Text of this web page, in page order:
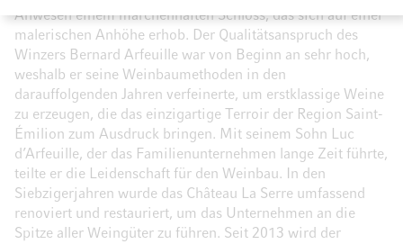
Anwesen einem märchenhaften Schloss, das sich auf einer
malerischen Anhöhe erhob. Der Qualitätsanspruch des
Winzers Bernard Arfeuille war von Beginn an sehr hoch,
weshalb er seine Weinbaumethoden in den
darauffolgenden Jahren verfeinerte, um erstklassige Weine
zu erzeugen, die das einzigartige Terroir der Region Saint-
Émilion zum Ausdruck bringen. Mit seinem Sohn Luc
d’Arfeuille, der das Familienunternehmen lange Zeit führte,
teilte er die Leidenschaft für den Weinbau. In den
Siebzigerjahren wurde das Château La Serre umfassend
renoviert und restauriert, um das Unternehmen an die
Spitze aller Weingüter zu führen. Seit 2013 wird der